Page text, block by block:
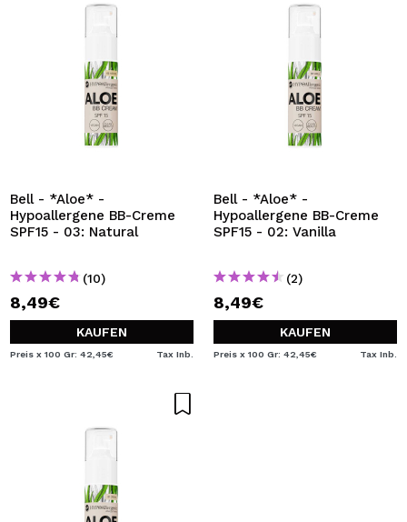
Bell - *Aloe* -
Hypoallergene BB-Creme
SPF15 - 03: Natural
(10)
8,49€
KAUFEN
Preis x 100 Gr: 42,45€ Tax Inb.
Bell - *Aloe* -
Hypoallergene BB-Creme
SPF15 - 02: Vanilla
(2)
8,49€
KAUFEN
Preis x 100 Gr: 42,45€ Tax Inb.